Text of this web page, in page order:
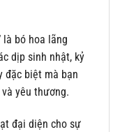
là bó hoa lãng
dịp sinh nhật, kỷ
đặc biệt mà bạn
yêu thương.
đại diện cho sự